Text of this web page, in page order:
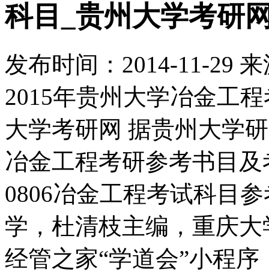
科目_贵州大学考研
发布时间： 2014-11-29 来
2015年贵州大学冶金工
大学考研网 据贵州大学
冶金工程考研参考书目
0806冶金工程考试科目
学，杜清枝主编，重庆
经管之家“学道会”小程序